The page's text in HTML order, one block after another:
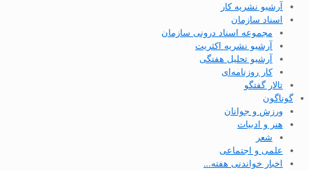
آرشیو نشریه کار
اسناد سازمان
مجموعه اسناد درونی سازمان
آرشیو نشریه اکثریت
آرشیو تحلیل هفتگی
کار روزنامه‌ای
تالار گفتگو
گوناگون
ورزش و جوانان
هنر و ادبیات
شعر
علمی و اجتماعی
اخبار خواندنی هفته…